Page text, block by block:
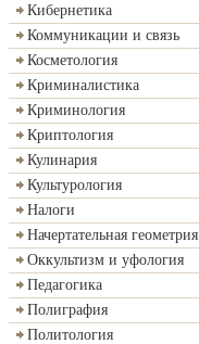
Кибернетика
Коммуникации и связь
Косметология
Криминалистика
Криминология
Криптология
Кулинария
Культурология
Налоги
Начертательная геометрия
Оккультизм и уфология
Педагогика
Полиграфия
Политология